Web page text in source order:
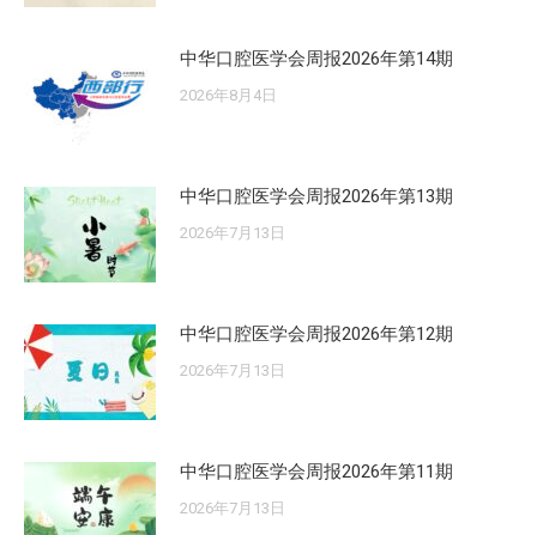
中华口腔医学会周报2026年第14期
2026年8月4日
中华口腔医学会周报2026年第13期
2026年7月13日
中华口腔医学会周报2026年第12期
2026年7月13日
中华口腔医学会周报2026年第11期
2026年7月13日